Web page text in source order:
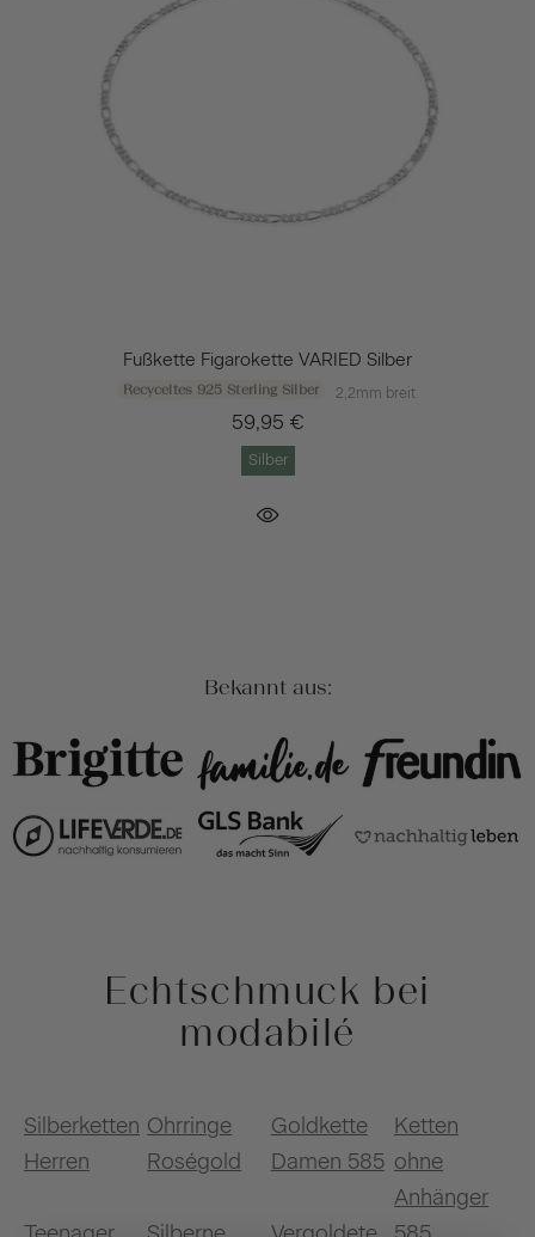
Fußkette Figarokette VARIED Silber
Recyceltes 925 Sterling Silber 2,2mm breit
59,95 €
Silber
Bekannt aus:
Echtschmuck bei
modabilé
Silberketten
Herren
Ohrringe
Roségold
Goldkette
Damen 585
Ketten
ohne
Anhänger